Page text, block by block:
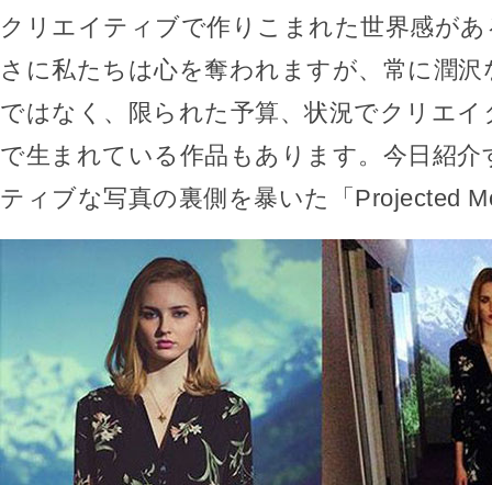
クリエイティブで作りこまれた世界感が
さに私たちは心を奪われますが、常に潤
ではなく、限られた予算、状況でクリエイ
で生まれている作品もあります。今日紹
ティブな写真の裏側を暴いた「Projected